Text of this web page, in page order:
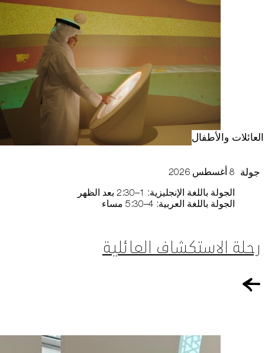
العائلات والأطفال
جولة
رحلة الاستكشاف العائلية
8 أغسطس 2026
الجولة باللغة الإنجليزية: 1–2:30 بعد الظهر
الجولة باللغة العربية: 4–5:30 مساء